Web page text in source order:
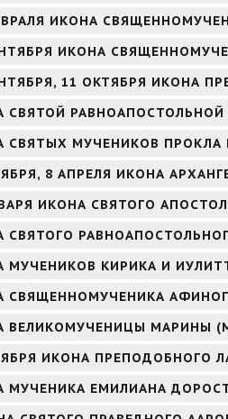
ИКОНА
ИКОНА
11 ОКТЯБРЯ ИКОНА
СВЯТОЙ
СВЯТЫХ МУЧЕНИКОВ ПРОКЛА
8 АПРЕЛЯ ИКОНА
ИКОНА СВЯТОГО
СВЯТОГО
МУЧЕНИКОВ КИРИКА И
СВЯЩЕННОМУЧЕНИКА
ВЕЛИКОМУЧЕНИЦЫ МАРИНЫ
ИКОНА ПРЕПОДОБНОГО
МУЧЕНИКА ЕМИЛИАНА